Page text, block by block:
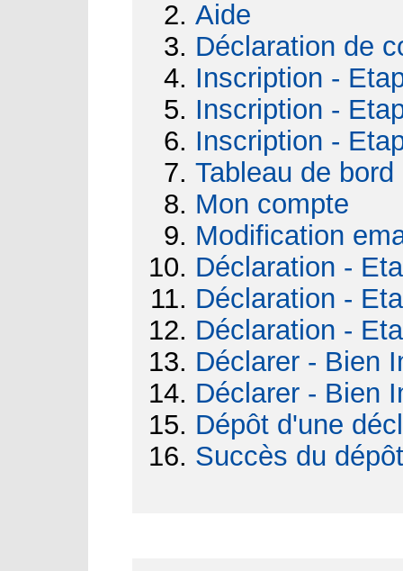
Aide
Déclaration de
Inscription -
Inscription -
Inscription -
Tableau de bord
Mon compte
Modification
Déclaration -
Déclaration -
Déclaration -
Déclarer - Bien
Déclarer - Bien
Dépôt d'une
Succès du